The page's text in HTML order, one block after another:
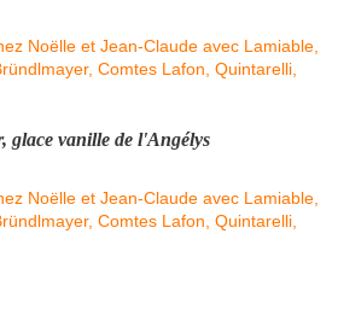
glace vanille de l'Angélys